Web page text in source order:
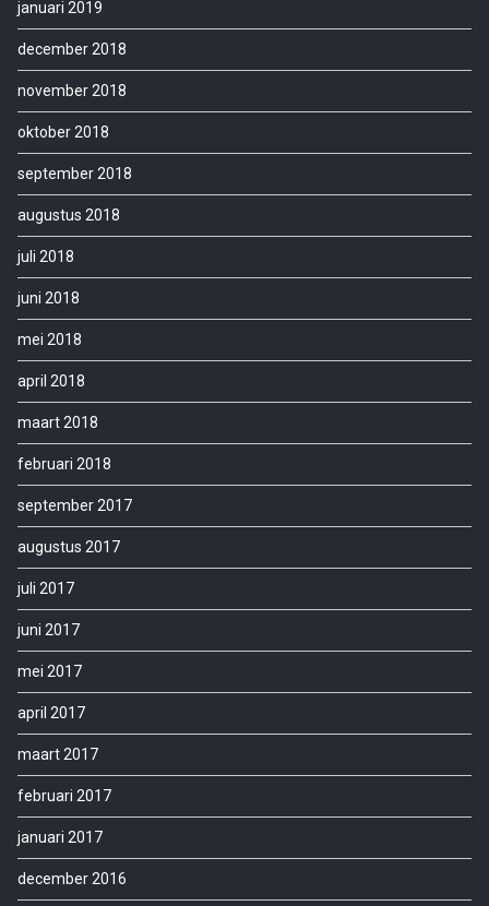
januari 2019
december 2018
november 2018
oktober 2018
september 2018
augustus 2018
juli 2018
juni 2018
mei 2018
april 2018
maart 2018
februari 2018
september 2017
augustus 2017
juli 2017
juni 2017
mei 2017
april 2017
maart 2017
februari 2017
januari 2017
december 2016